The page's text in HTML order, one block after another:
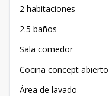
2 habitaciones
2.5 baños
Sala comedor
Cocina concept abierto
Área de lavado